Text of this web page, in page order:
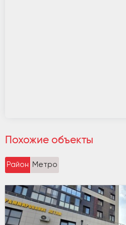
Похожие объекты
Район Метро